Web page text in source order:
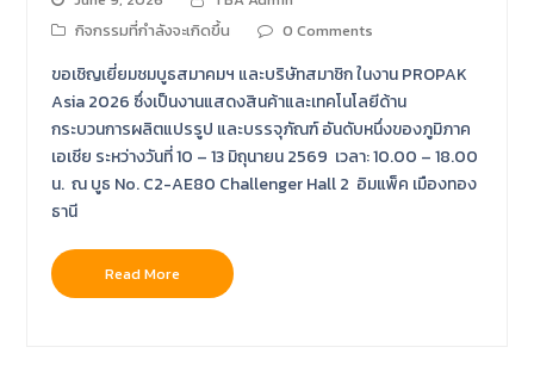
กิจกรรมที่กำลังจะเกิดขึ้น
0 Comments
ขอเชิญเยี่ยมชมบูธสมาคมฯ และบริษัทสมาชิก ในงาน PROPAK
Asia 2026 ซึ่งเป็นงานแสดงสินค้าและเทคโนโลยีด้าน
กระบวนการผลิตแปรรูป และบรรจุภัณฑ์ อันดับหนึ่งของภูมิภาค
เอเชีย ระหว่างวันที่ 10 – 13 มิถุนายน 2569 เวลา: 10.00 – 18.00
น. ณ บูธ No. C2-AE80 Challenger Hall 2 อิมแพ็ค เมืองทอง
ธานี
Read More